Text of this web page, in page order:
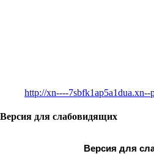
http://xn----7sbfk1ap5a1dua.xn--
Версия для слабовидящих
Версия для